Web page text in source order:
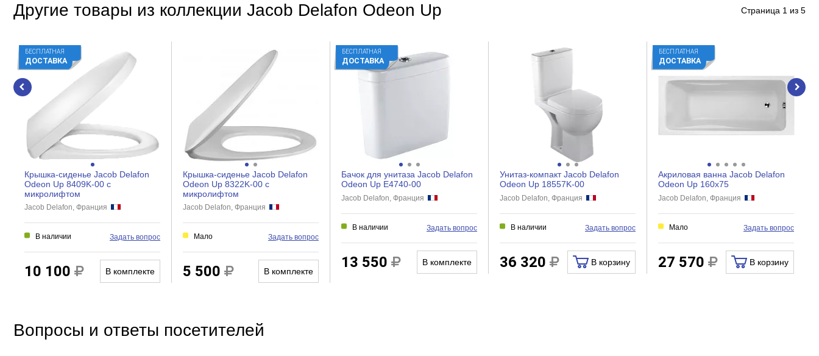
Материал
Акрил
Регулировка высоты
Регулировка ширины
Нет
Дверки
Створки
Другие товары из коллекции Jacob Delafon Odeon Up Страница 1 из 5
БЕСПЛАТНАЯ
ДОСТАВКА
Крышка-сиденье Jacob Delafon
Odeon Up 8409K-00 с
микролифтом
Jacob Delafon, Франция
В наличии Задать вопрос
10 100 В комплекте
Крышка-сиденье Jacob Delafon
Odeon Up 8322K-00 с
микролифтом
Jacob Delafon, Франция
Мало Задать вопрос
5 500 В комплекте
БЕСПЛАТНАЯ
ДОСТАВКА
Бачок для унитаза Jacob Delafon
Odeon Up E4740-00
Jacob Delafon, Франция
В наличии Задать вопрос
13 550 В комплекте
Унитаз-компакт Jacob Delafon
Odeon Up 18557K-00
Jacob Delafon, Франция
В наличии Задать вопрос
36 320 В корзину
БЕСПЛАТНАЯ
ДОСТАВКА
Акриловая ванна Jacob Delafon
Odeon Up 160x75
Jacob Delafon, Франция
Мало Задать вопрос
27 570 В корзину
Вопросы и ответы посетителей